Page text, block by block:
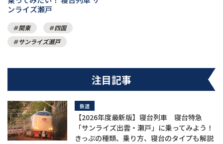
ンライズ瀬戸
関東
四国
サンライズ瀬戸
注目記事
鉄道
【2026年度最新版】寝台列車 寝台特急
「サンライズ出雲・瀬戸」に乗ってみよう！
きっぷの種類、乗り方、寝台のタイプも解説